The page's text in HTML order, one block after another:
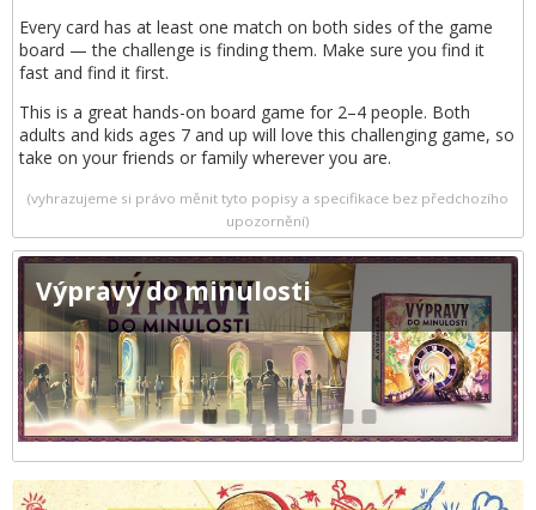
Every card has at least one match on both sides of the game
board — the challenge is finding them. Make sure you find it
fast and find it first.
This is a great hands-on board game for 2–4 people. Both
adults and kids ages 7 and up will love this challenging game, so
take on your friends or family wherever you are.
(vyhrazujeme si právo měnit tyto popisy a specifikace bez předchozího
upozornění)
Výpravy do minulosti